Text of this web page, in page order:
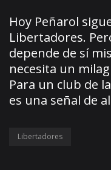
Hoy Peñarol
Libertadores.
depende de sí
necesita un
Para un club de
es una señal de
Libertadores